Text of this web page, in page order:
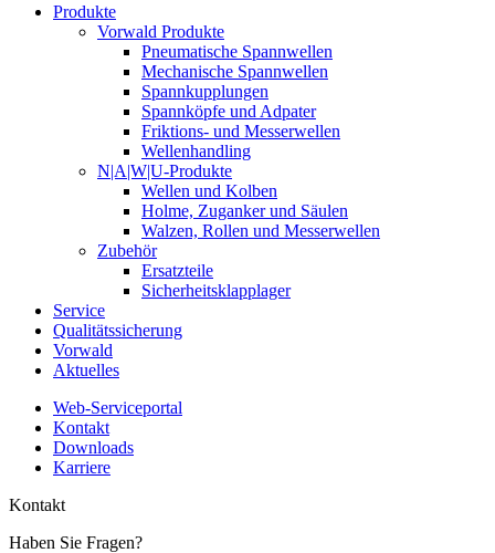
Produkte
Vorwald Produkte
Pneumatische Spannwellen
Mechanische Spannwellen
Spannkupplungen
Spannköpfe und Adpater
Friktions- und Messerwellen
Wellenhandling
N|A|W|U-Produkte
Wellen und Kolben
Holme, Zuganker und Säulen
Walzen, Rollen und Messerwellen
Zubehör
Ersatzteile
Sicherheitsklapplager
Service
Qualitätssicherung
Vorwald
Aktuelles
Web-Serviceportal
Kontakt
Downloads
Karriere
Kontakt
Haben Sie Fragen?